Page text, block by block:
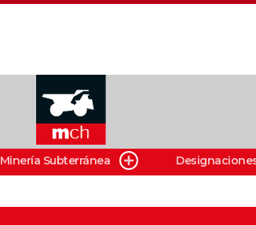
Minería Subterránea